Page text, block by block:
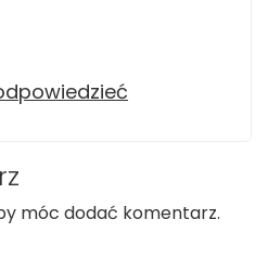
móc dodać komentarz.